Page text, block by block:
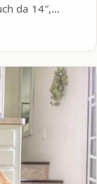
da 14″,